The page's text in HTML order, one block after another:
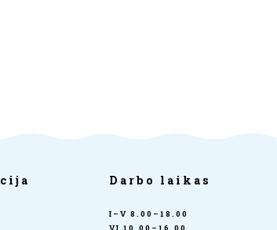
Darbo laikas
I–V 8.00–18.00